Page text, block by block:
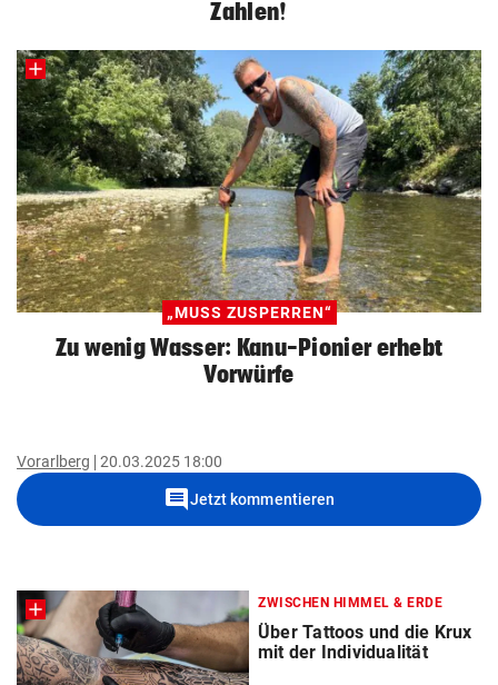
Zahlen!
„MUSS ZUSPERREN“
Zu wenig Wasser: Kanu-Pionier erhebt
Vorwürfe
Vorarlberg 20.03.2025 18:00
commentJetzt kommentieren
ZWISCHEN HIMMEL & ERDE
Über Tattoos und die Krux
mit der Individualität